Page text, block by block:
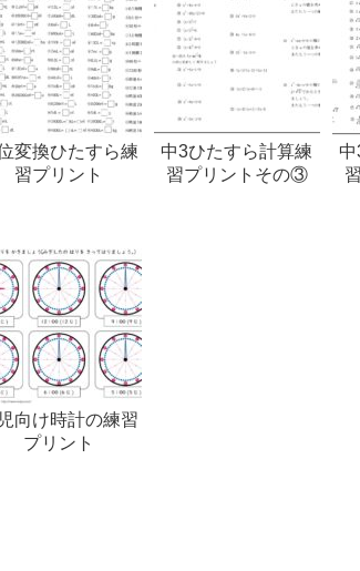
変換ひたすら練
習プリント
中3ひたすら計算練
習プリントその③
向け時計の練習
プリント